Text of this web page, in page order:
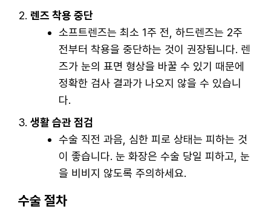
렌즈 착용 중단
소프트렌즈는 최소 1주 전, 하드렌즈는 2주
전부터 착용을 중단하는 것이 권장됩니다. 렌
즈가 눈의 표면 형상을 바꿀 수 있기 때문에
정확한 검사 결과가 나오지 않을 수 있습니
다.
생활 습관 점검
수술 직전 과음, 심한 피로 상태는 피하는 것
이 좋습니다. 눈 화장은 수술 당일 피하고, 눈
을 비비지 않도록 주의하세요.
수술 절차